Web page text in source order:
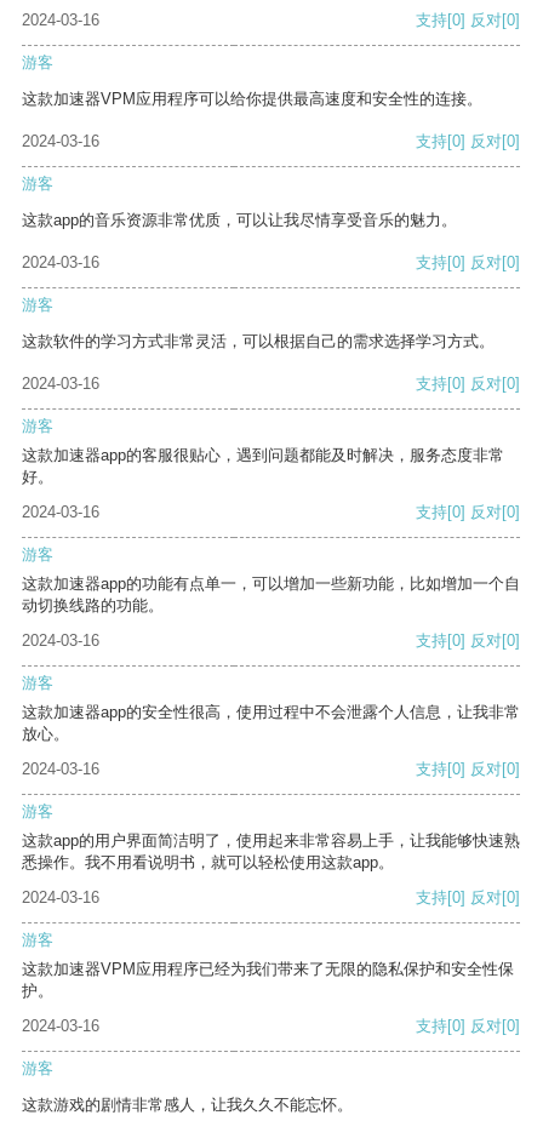
2024-03-16 支持[0] 反对[0]
游客
这款加速器VPM应用程序可以给你提供最高速度和安全性的连接。
2024-03-16 支持[0] 反对[0]
游客
这款app的音乐资源非常优质，可以让我尽情享受音乐的魅力。
2024-03-16 支持[0] 反对[0]
游客
这款软件的学习方式非常灵活，可以根据自己的需求选择学习方式。
2024-03-16 支持[0] 反对[0]
游客
这款加速器app的客服很贴心，遇到问题都能及时解决，服务态度非常
好。
2024-03-16
支持[0] 反对[0]
游客
这款加速器app的功能有点单一，可以增加一些新功能，比如增加一个自
动切换线路的功能。
2024-03-16
支持[0] 反对[0]
游客
这款加速器app的安全性很高，使用过程中不会泄露个人信息，让我非常
放心。
2024-03-16
支持[0] 反对[0]
游客
这款app的用户界面简洁明了，使用起来非常容易上手，让我能够快速熟
悉操作。我不用看说明书，就可以轻松使用这款app。
2024-03-16
支持[0] 反对[0]
游客
这款加速器VPM应用程序已经为我们带来了无限的隐私保护和安全性保
护。
2024-03-16
支持[0] 反对[0]
游客
这款游戏的剧情非常感人，让我久久不能忘怀。